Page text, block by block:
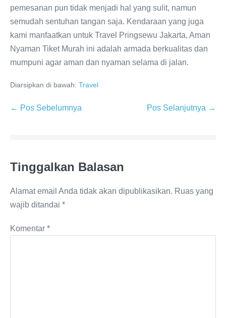
pemesanan pun tidak menjadi hal yang sulit, namun
semudah sentuhan tangan saja. Kendaraan yang juga
kami manfaatkan untuk Travel Pringsewu Jakarta, Aman
Nyaman Tiket Murah ini adalah armada berkualitas dan
mumpuni agar aman dan nyaman selama di jalan.
Diarsipkan di bawah: Travel
← Pos Sebelumnya Pos Selanjutnya →
Tinggalkan Balasan
Alamat email Anda tidak akan dipublikasikan. Ruas yang
wajib ditandai *
Komentar *